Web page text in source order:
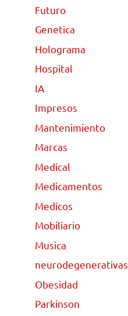
Futuro
Genetica
Holograma
Hospital
IA
Impresos
Mantenimiento
Marcas
Medical
Medicamentos
Medicos
Mobiliario
Musica
neurodegenerativas
Obesidad
Parkinson